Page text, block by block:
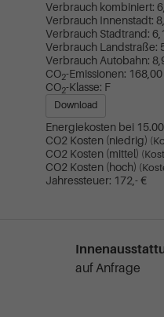
Verbrauch kombiniert:
Verbrauch Innenstadt:
Verbrauch Stadtrand:
Verbrauch Landstraße:
Verbrauch Autobahn:
CO2-Emissionen:
CO2-Klasse: F
Download
Energiekosten bei
CO2 Kosten (niedrig)
CO2 Kosten (mittel)
CO2 Kosten (hoch)
Jahressteuer: 172,- €
auf Anfrage